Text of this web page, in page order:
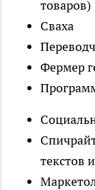
товаров)
Сваха
Фермер
текстов